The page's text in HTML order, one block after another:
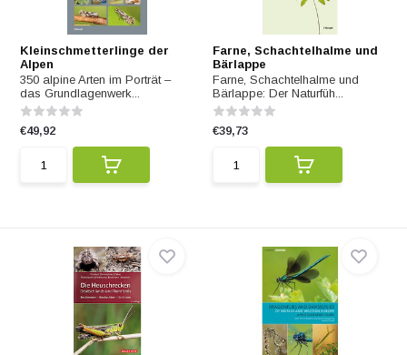
Kleinschmetterlinge der
Alpen
350 alpine Arten im Porträt –
das Grundlagenwerk...
€49,92
Farne, Schachtelhalme und
Bärlappe
Farne, Schachtelhalme und
Bärlappe: Der Naturfüh...
€39,73